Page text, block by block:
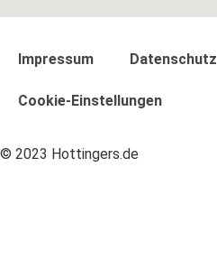
Impressum Datenschutz
Cookie-Einstellungen
© 2023 Hottingers.de